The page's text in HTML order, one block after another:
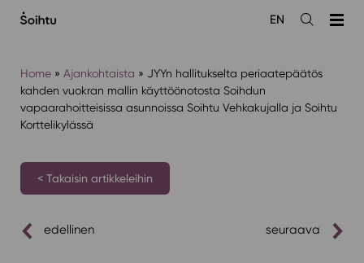
sisältöön
Avaa
EN
Home» Ajankohtaista » JYYn hallitukselta periaatepäätös
kahden vuokran mallin käyttöönotosta Soihdun
vapaarahoitteisissa asunnoissa Soihtu Vehkakujalla ja Soihtu
Korttelikylässä
< Takaisin artikkeleihin
edellinen seuraava